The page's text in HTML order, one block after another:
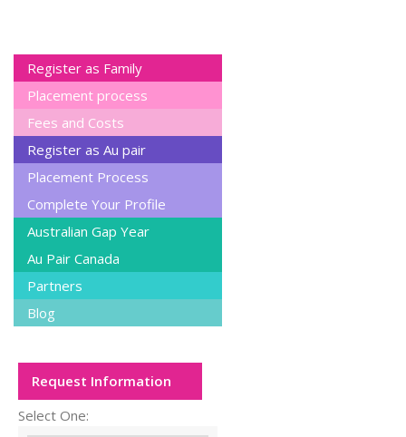
Register as Family
Placement process
Fees and Costs
Register as Au pair
Placement Process
Complete Your Profile
Australian Gap Year
Au Pair Canada
Partners
Blog
Request Information
Select One: